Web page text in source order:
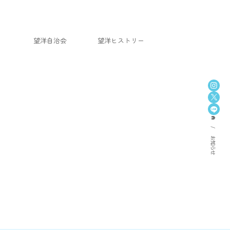
望洋自治会 望洋ヒストリー
home
お知らせ